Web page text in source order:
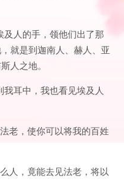
人的手，领他们出了那
就是到迦南人、赫人、亚
人之地。
耳中，我也看见埃及人
老，使你可以将我的百姓
人，竟能去见法老，将以